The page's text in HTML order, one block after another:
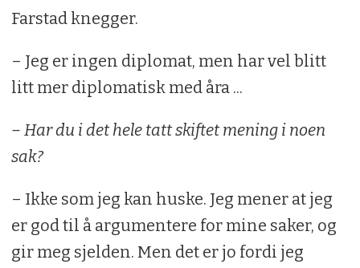
Farstad knegger.
– Jeg er ingen diplomat, men har vel blitt
litt mer diplomatisk med åra ...
– Har du i det hele tatt skiftet mening i noen
sak?
– Ikke som jeg kan huske. Jeg mener at jeg
er god til å argumentere for mine saker, og
gir meg sjelden. Men det er jo fordi jeg